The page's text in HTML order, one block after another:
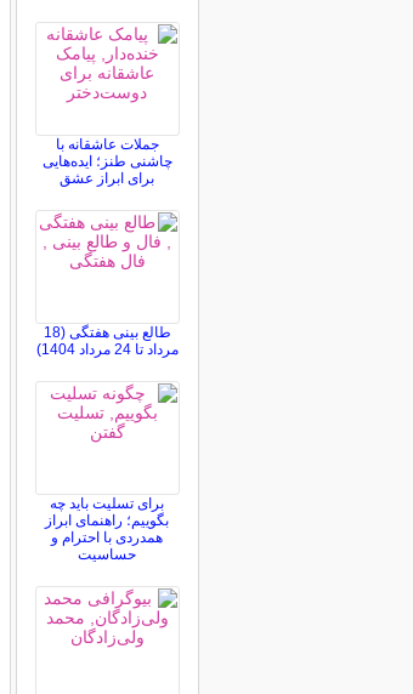
جملات عاشقانه با
چاشنی طنز؛ ایده‌هایی
برای ابراز عشق
طالع بینی هفتگی (18
مرداد تا 24 مرداد 1404)
برای تسلیت باید چه
بگوییم؛ راهنمای ابراز
همدردی با احترام و
حساسیت